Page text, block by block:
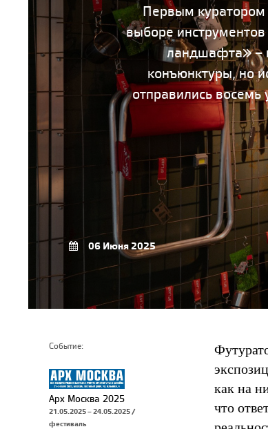
Первым куратором
выборе
ландшафта» –
конъюнктуры, но
отправились восемь
06 Июня 2025
Событие:
Арх Москва 2025
21.05.2025 – 24.05.2025 /
фестиваль
как на
что